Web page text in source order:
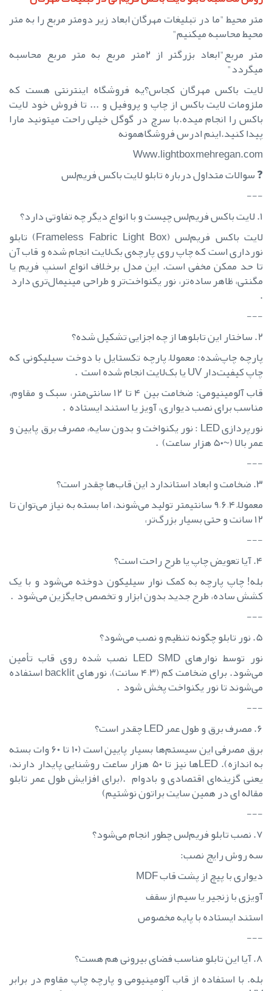
متر محیط "ما در تبلیغات مهرگان ابعاد زیر دومتر مربع را به متر
محیط محاسبه میکنیم"
متر مربع"ابعاد بزرگتر از ۲متر مربع به متر مربع محاسبه
میگردد"
لایت باکس مهرگان کجاس؟یه فروشگاه اینترنتی هست که
ملزومات لایت باکس از چاپ و پروفیل و ... تا فروش خود لایت
باکس را انجام میده.با سرچ در گوگل خیلی راحت میتونید مارا
پیدا کنید.اینم ادرس فروشگاهمونه
Www.lightboxmehregan.com
❓ سوالات متداول درباره تابلو لایت باکس فریم‌لس
---
۱. لایت باکس فریم‌لس چیست و با انواع دیگر چه تفاوتی دارد؟
لایت باکس فریم‌لس (Frameless Fabric Light Box) تابلو
نورداری است که چاپ روی پارچه‌ی بک‌لایت انجام شده و قاب آن
تا حد ممکن مخفی است. این مدل برخلاف انواع اسنپ فریم یا
مگنتی، ظاهر ساده‌تر، نور یکنواخت‌تر و طراحی مینیمال‌تری دارد
.
---
۲. ساختار این تابلوها از چه اجزایی تشکیل شده؟
پارچه چاپ‌شده: معمولاً پارچه تکستایل با دوخت سیلیکونی که
چاپ کیفیت‌دار UV یا بک‌لایت انجام شده است .
قاب آلومینیومی: ضخامت بین ۴ تا ۱۲ سانتی‌متر، سبک و مقاوم،
مناسب برای نصب دیواری، آویز یا استند ایستاده .
نورپردازی LED : نور یکنواخت و بدون سایه، مصرف برق پایین و
عمر بالا (~۵۰ هزار ساعت) .
---
۳. ضخامت و ابعاد استاندارد این قاب‌ها چقدر است؟
معمولاً ۴–۶–۹ سانتیمتر تولید می‌شوند، اما بسته به نیاز می‌توان تا
۱۲ سانت و حتی بسیار بزرگ‌تر،
---
۴. آیا تعویض چاپ یا طرح راحت است؟
بله! چاپ پارچه به کمک نوار سیلیکون دوخته می‌شود و با یک
کشش ساده، طرح جدید بدون ابزار و تخصص جایگزین می‌شود .
---
۵. نور تابلو چگونه تنظیم و نصب می‌شود؟
نور توسط نوارهای LED SMD نصب شده روی قاب تأمین
می‌شود. برای ضخامت کم (۳–۴ سانت)، نورهای backlit استفاده
می‌شوند تا نور یکنواخت پخش شود .
---
۶. مصرف برق و طول عمر LED چقدر است؟
برق مصرفی این سیستم‌ها بسیار پایین است (۱۰ تا ۶۰ وات بسته
به اندازه). LEDها نیز تا ۵۰ هزار ساعت روشنایی پایدار دارند،
یعنی گزینه‌ای اقتصادی و بادوام .(برای افزایش طول عمر تابلو
مقاله ای در همین سایت براتون نوشتیم)
---
۷. نصب تابلو فریم‌لس چطور انجام می‌شود؟
سه روش رایج نصب:
دیواری با پیچ از پشت قاب MDF
آویزی با زنجیر یا سیم از سقف
استند ایستاده با پایه مخصوص
---
۸. آیا این تابلو مناسب فضای بیرونی هم هست؟
بله. با استفاده از قاب آلومینیومی و پارچه چاپ مقاوم در برابر